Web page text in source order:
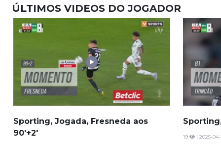
ÚLTIMOS VIDEOS DO JOGADOR
Sporting, Jogada, Fresneda aos
90'+2'
19 | 2025-04-